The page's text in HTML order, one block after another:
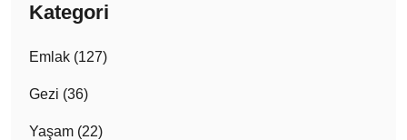
Kategori
Emlak (127)
Gezi (36)
Yaşam (22)